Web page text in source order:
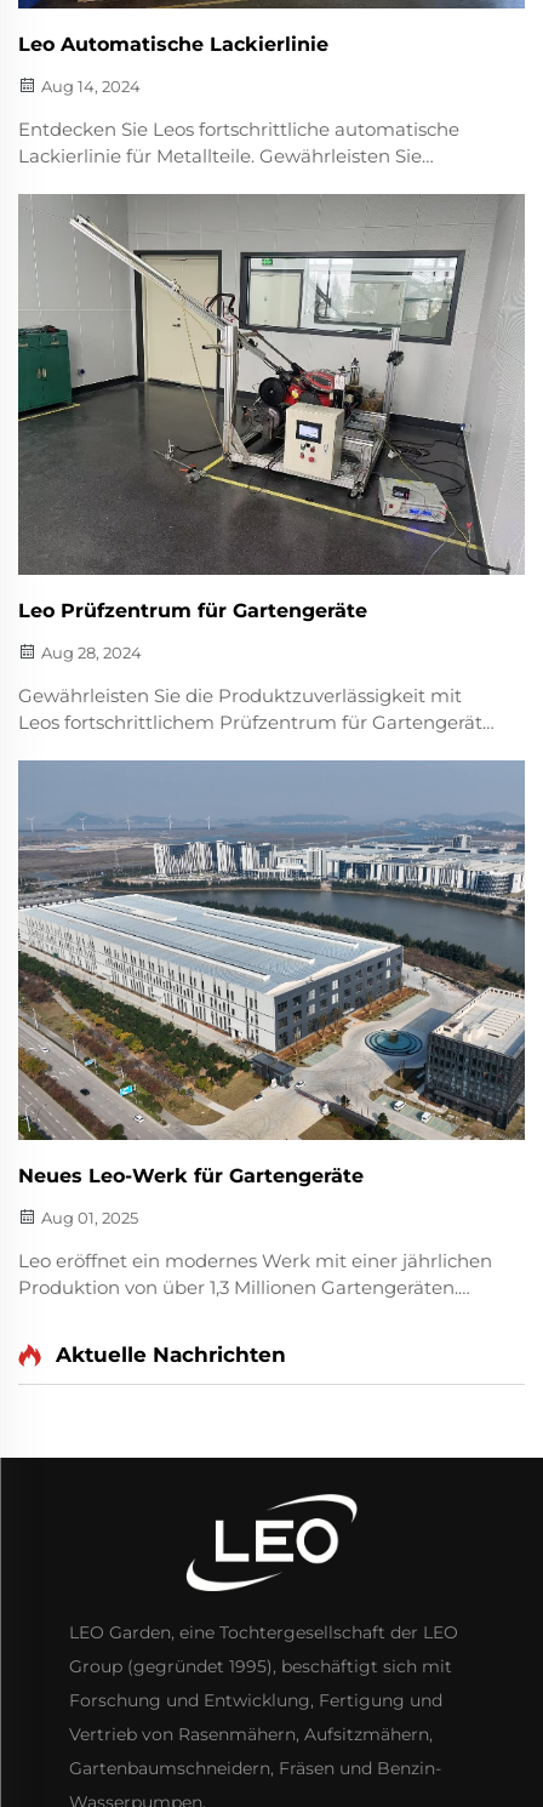
Leo Automatische Lackierlinie
Aug 14, 2024
Entdecken Sie Leos fortschrittliche automatische
Lackierlinie für Metallteile. Gewährleisten Sie
Oberflächen für Rasenmähergehäuse und -griffe.
Erfahren Sie mehr.
Leo Prüfzentrum für Gartengeräte
Aug 28, 2024
Gewährleisten Sie die Produktzuverlässigkeit mit
Leos fortschrittlichem Prüfzentrum für Gartengeräte.
Neues Leo-Werk für Gartengeräte
Aug 01, 2025
Leo eröffnet ein modernes Werk mit einer jährlichen
Produktion von über 1,3 Millionen Gartengeräten.
Rasentraktoren, Bodenfräsen, Häcksler und mehr.
Informieren Sie sich über unsere fortschrittlichen
Aktuelle Nachrichten
LEO Garden, eine Tochtergesellschaft der LEO
Group (gegründet 1995), beschäftigt sich mit
Forschung und Entwicklung, Fertigung und
Vertrieb von Rasenmähern, Aufsitzmähern,
Gartenbaumschneidern, Fräsen und Benzin-
Wasserpumpen.